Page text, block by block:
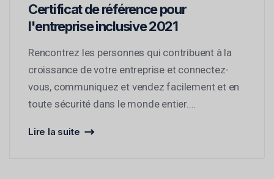
Certificat de référence pour
l'entreprise inclusive 2021
Rencontrez les personnes qui contribuent à la
croissance de votre entreprise et connectez-
vous, communiquez et vendez facilement et en
toute sécurité dans le monde entier....
Lire la suite